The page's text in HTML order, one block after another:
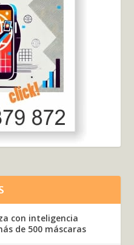
con inteligencia
de 500 máscaras